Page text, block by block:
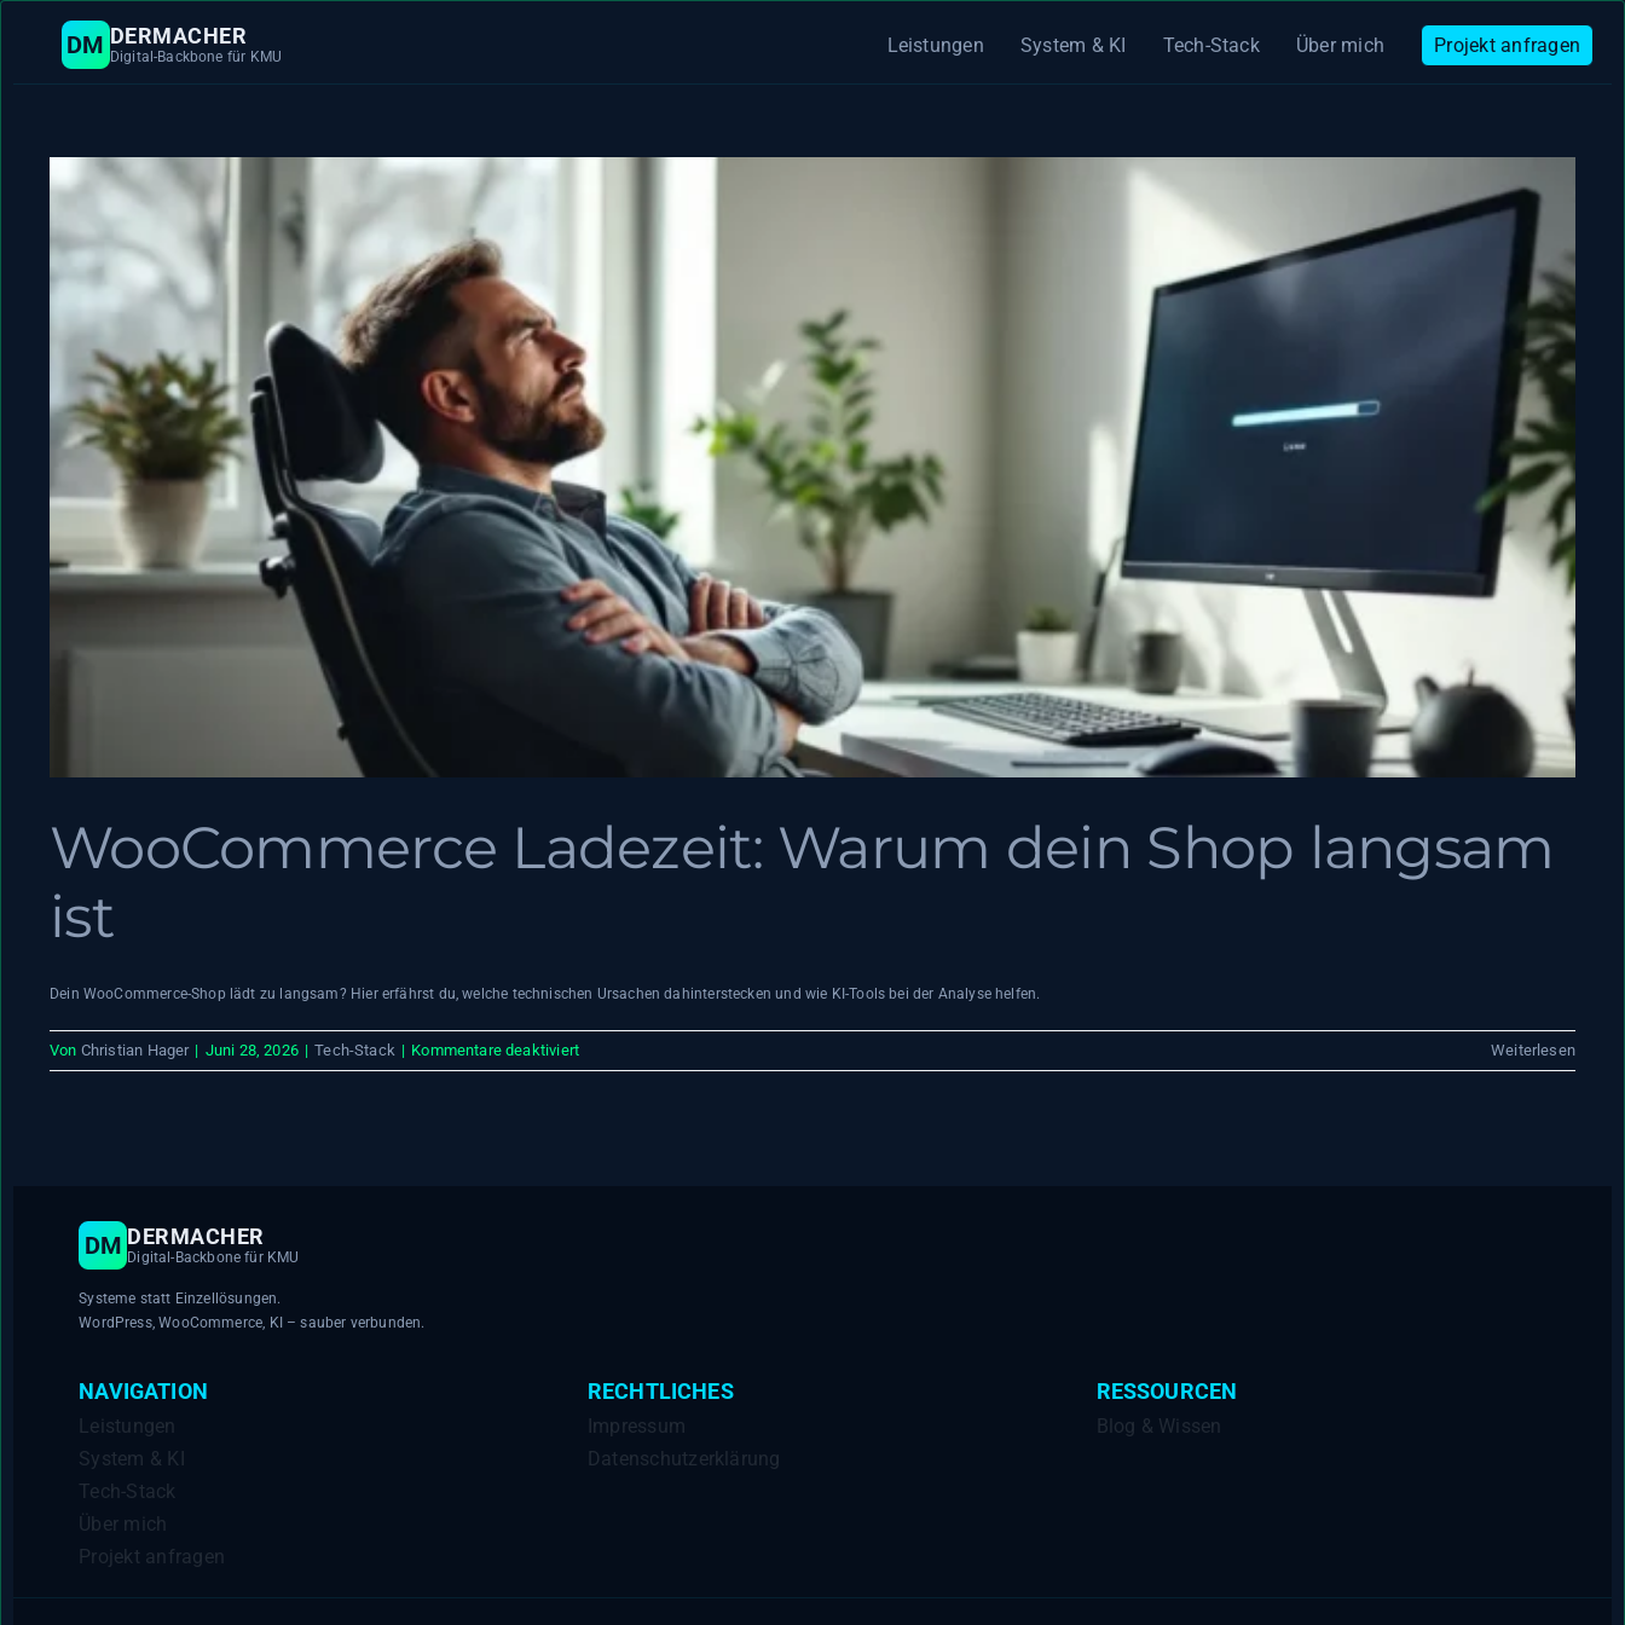
springen
DM DERMACHER
Digital-Backbone für KMU
Leistungen System & KI Tech-Stack Über mich Projekt anfragen
WooCommerce Ladezeit: Warum dein Shop langsam
ist
Dein WooCommerce-Shop lädt zu langsam? Hier erfährst du, welche technischen Ursachen dahinterstecken und wie KI-Tools bei der Analyse helfen.
Von Christian Hager | Juni 28, 2026 | Tech-Stack | Kommentare deaktiviertfür
WooCommerce
Weiterlesen
DM DERMACHER
Digital-Backbone für KMU
Systeme statt Einzellösungen.
WordPress, WooCommerce, KI – sauber verbunden.
NAVIGATION
Leistungen
System & KI
Tech-Stack
Über mich
Projekt anfragen
RECHTLICHES
Impressum
Datenschutzerklärung
RESSOURCEN
Blog & Wissen